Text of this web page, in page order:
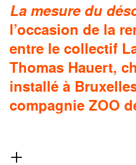
La mesure du
l’occasion de la
entre le collectif
Thomas Hauert,
installé à
compagnie ZOO